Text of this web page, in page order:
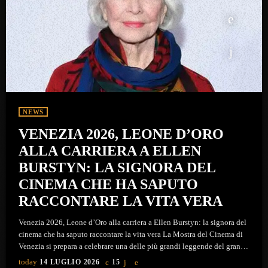
NEWS
VENEZIA 2026, LEONE D’ORO
ALLA CARRIERA A ELLEN
BURSTYN: LA SIGNORA DEL
CINEMA CHE HA SAPUTO
RACCONTARE LA VITA VERA
Venezia 2026, Leone d’Oro alla carriera a Ellen Burstyn: la signora del
cinema che ha saputo raccontare la vita vera La Mostra del Cinema di
Venezia si prepara a celebrare una delle più grandi leggende del grande
schermo. Durante l'edizione del 2026, in programma al Lido dal 2 al 12
today 14 LUGLIO 2026 15